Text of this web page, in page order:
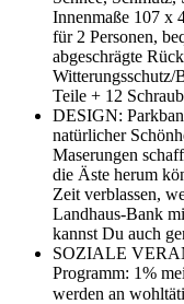
Innenmaße 107 x
für 2 Personen,
abgeschrägte
Witterungsschutz/
Teile + 12
DESIGN:
natürlicher
Maserungen
die Äste herum
Zeit verblassen,
Landhaus-Bank
kannst Du auch
SOZIALE
Programm: 1%
werden an